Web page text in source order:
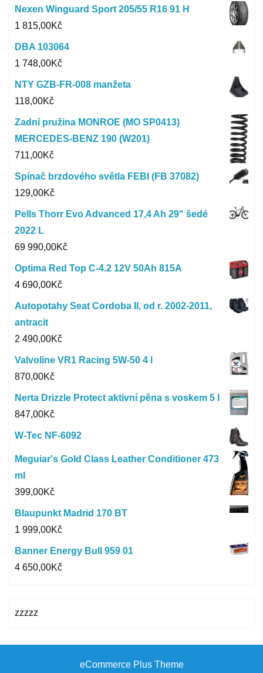
Nexen Winguard Sport 205/55 R16 91 H
1 815,00Kč
DBA 103064
1 748,00Kč
NTY GZB-FR-008 manžeta
118,00Kč
Zadní pružina MONROE (MO SP0413)
MERCEDES-BENZ 190 (W201)
711,00Kč
Spínač brzdového světla FEBI (FB 37082)
129,00Kč
Pells Thorr Evo Advanced 17,4 Ah 29" šedé
2022 L
69 990,00Kč
Optima Red Top C-4.2 12V 50Ah 815A
4 690,00Kč
Autopotahy Seat Cordoba II, od r. 2002-2011,
antracit
2 490,00Kč
Valvoline VR1 Racing 5W-50 4 l
870,00Kč
Nerta Drizzle Protect aktivní pěna s voskem 5 l
847,00Kč
W-Tec NF-6092
Meguiar's Gold Class Leather Conditioner 473
ml
399,00Kč
Blaupunkt Madrid 170 BT
1 999,00Kč
Banner Energy Bull 959 01
4 650,00Kč
zzzzz
eCommerce Plus Theme